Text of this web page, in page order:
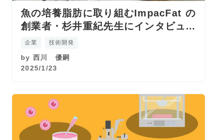
魚の培養脂肪に取り組むImpacFat の
創業者・杉井重紀先生にインタビュ
ー！@シンガポール
企業 技術開発
by 西川 優嗣
2025/1/23